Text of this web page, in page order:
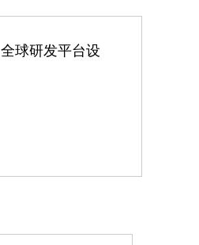
全球研发平台设